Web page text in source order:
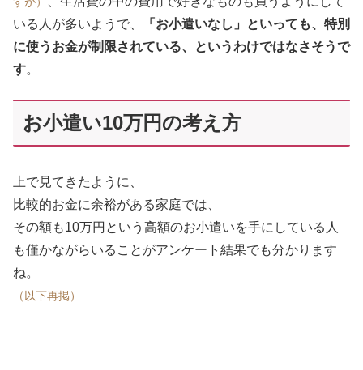
いる人が多いようで、
「お小遣いなし」といっても、特別
に使うお金が制限されている、というわけではなさそうで
す。
お小遣い10万円の考え方
上で見てきたように、
比較的お金に余裕がある家庭では、
その額も10万円という高額のお小遣いを手にしている人
も僅かながらいることがアンケート結果でも分かります
ね。
（以下再掲）